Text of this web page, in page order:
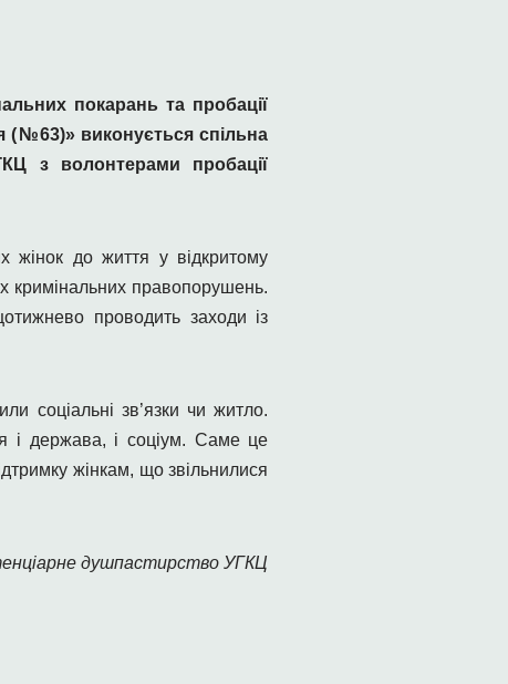
покарань та пробації
(№63)» виконується спільна
з волонтерами пробації
жінок до життя у відкритому
кримінальних правопорушень.
проводить заходи із
соціальні зв’язки чи житло.
і держава, і соціум. Саме це
жінкам, що звільнилися
душпастирство УГКЦ